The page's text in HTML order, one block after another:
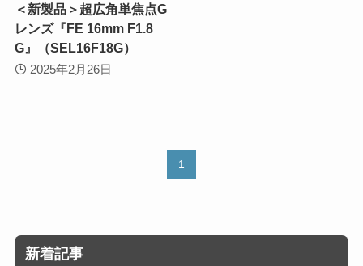
＜新製品＞超広角単焦点G
レンズ『FE 16mm F1.8
G』（SEL16F18G）
2025年2月26日
1
新着記事